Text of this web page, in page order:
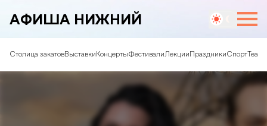
АФИША НИЖНИЙ
Столица закатовВыставкиКонцертыФестивалиЛекции ПраздникиСпорт